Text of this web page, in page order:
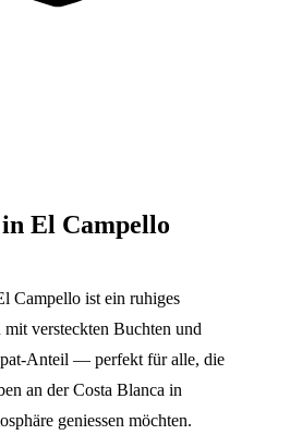
El Campello
Campello ist ein ruhiges
mit versteckten Buchten und
Anteil — perfekt für alle, die
an der Costa Blanca in
geniessen möchten.